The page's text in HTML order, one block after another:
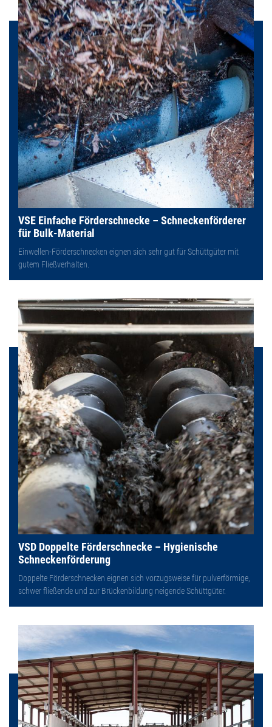
VSE Einfache Förderschnecke – Schneckenförderer
für Bulk-Material
Einwellen-Förderschnecken eignen sich sehr gut für Schüttgüter mit
gutem Fließverhalten.
VSD Doppelte Förderschnecke – Hygienische
Schneckenförderung
Doppelte Förderschnecken eignen sich vorzugsweise für pulverförmige,
schwer fließende und zur Brückenbildung neigende Schüttgüter.